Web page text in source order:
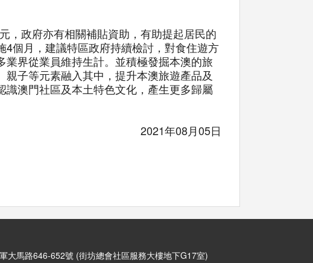
，政府亦有相關補貼資助，有助提起居民的
個月，建議特區政府持續檢討，對食住遊方
界從業員維持生計。並積極發掘本澳的旅
子等元素融入其中，提升本澳旅遊產品及
澳門社區及本土特色文化，產生更多歸屬
2021年08月05日
大馬路646-652號 (街坊總會社區服務大樓地下G17室)